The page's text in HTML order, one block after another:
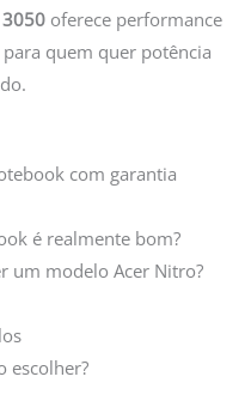
3050 oferece performance
quem quer potência
com garantia
é realmente bom?
um modelo Acer Nitro?
escolher?